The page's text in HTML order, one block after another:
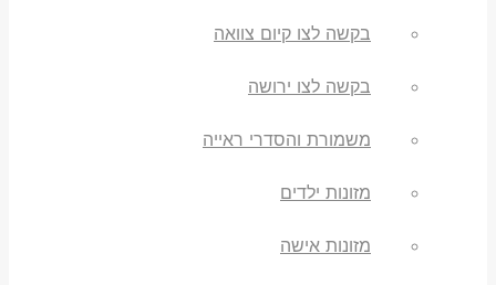
בקשה לצו קיום צוואה
בקשה לצו ירושה
משמורת והסדרי ראייה
מזונות ילדים
מזונות אישה